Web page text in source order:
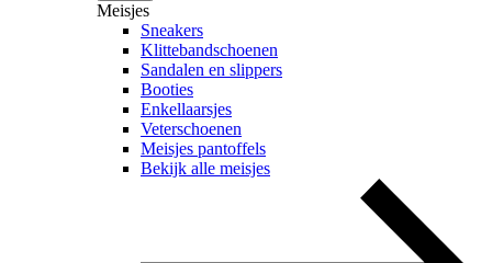
Meisjes
Sneakers
Klittebandschoenen
Sandalen en slippers
Booties
Enkellaarsjes
Veterschoenen
Meisjes pantoffels
Bekijk alle meisjes